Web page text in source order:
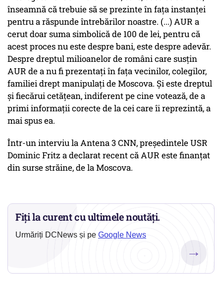
înseamnă că trebuie să se prezinte în faţa instanţei
pentru a răspunde întrebărilor noastre. (...) AUR a
cerut doar suma simbolică de 100 de lei, pentru că
acest proces nu este despre bani, este despre adevăr.
Despre dreptul milioanelor de români care susţin
AUR de a nu fi prezentaţi în faţa vecinilor, colegilor,
familiei drept manipulaţi de Moscova. Şi este dreptul
şi fiecărui cetăţean, indiferent pe cine votează, de a
primi informaţii corecte de la cei care îi reprezintă, a
mai spus ea.
Într-un interviu la Antena 3 CNN, preşedintele USR
Dominic Fritz a declarat recent că AUR este finanţat
din surse străine, de la Moscova.
Fiți la curent cu ultimele noutăți.
Urmăriți DCNews și pe Google News
→